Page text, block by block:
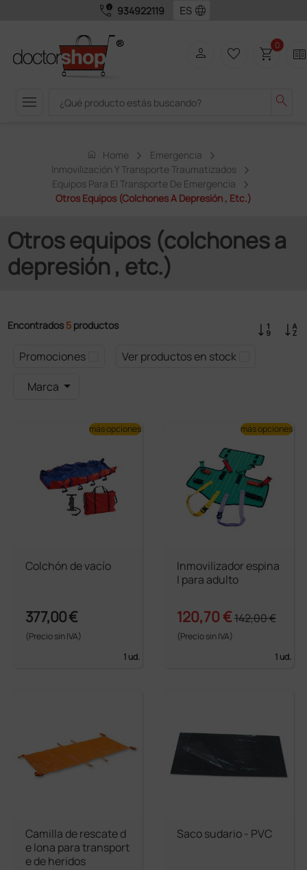
call_quality 934922119 language
menu search
person favorite_border shopping_cart0 two_pager
home Home
Emergencia
Inmovilización Y Transporte Traumatizados
Equipos Para El Transporte De Emergencia
Otros Equipos (colchones A Depresión , Etc.)
Otros equipos (colchones a
depresión , etc.)
Encontrados 5 productos
Promociones
Ver productos en stock
Marca
Colchón de vacío
377,00 €
(Precio sin IVA)
1 ud.
más opciones
Inmovilizador espina
l para adulto
120,70 €142,00 €
(Precio sin IVA)
1 ud.
más opciones
Camilla de rescate d
e lona para transport
e de heridos
Saco sudario - PVC